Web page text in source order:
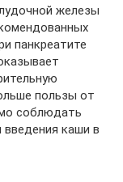
железы
панкреатите
пользы от
соблюдать
каши в